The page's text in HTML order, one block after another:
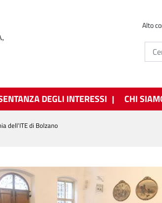
Alto
DEGLI INTERESSI CHI
dell’ITE di Bolzano